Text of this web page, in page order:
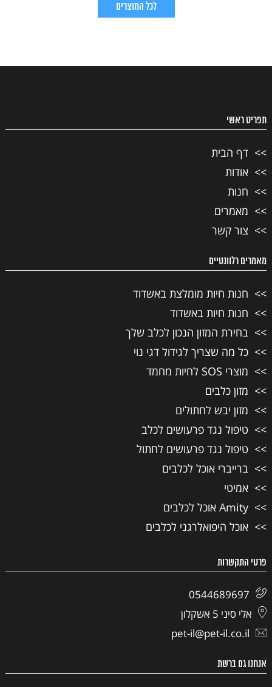
לכל המוצרים
תפריט ראשי
דף הבית
אודות
חנות
מאמרים
צור קשר
מאמרים רלוונטיים
חנות חיות מומלצת באשדוד
חנות חיות באשדוד
בחירת המזון הנכון לכלב שלך
כל מה שצריך לגידול דגי נוי
מוצרי SOS לחיות מחמד
מזון כלבים
מזון יבש לחתולים
טיפול נגד פרעושים לכלב
טיפול נגד פרעושים לחתול
ברייברי אוכל לכלבים
אמיטי
Amity אוכל לכלבים
אוכל היפואלרגני לכלבים
פרטי התקשרות
0544689697
אלי סיני 5 אשקלון
pet-il@pet-il.co.il
אנחנו גם ברשת